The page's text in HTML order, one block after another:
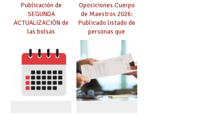
Publicación de
SEGUNDA
ACTUALIZACIÓN de
las bolsas
Cuerpo de Maestros
de especialidades
convocadas a
oposición
Oposiciones Cuerpo
de Maestros 2026:
Publicado listado de
personas que
adquieren nueva
especialidad